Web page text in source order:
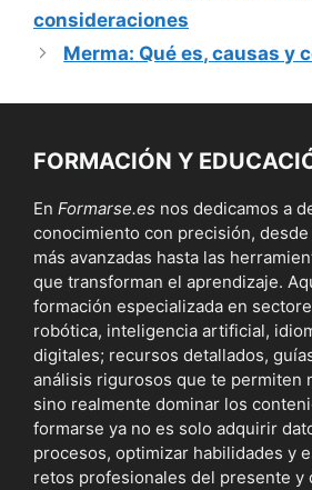
consideraciones
Merma: Qué es, causas y
FORMACIÓN Y
En Formarse.es nos dedicamos a
conocimiento con precisión,
más avanzadas hasta las
que transforman el aprendizaje.
formación especializada en
robótica, inteligencia artificial,
digitales; recursos detallados,
análisis rigurosos que te permiten
sino realmente dominar los
formarse ya no es solo adquirir
procesos, optimizar habilidades y
retos profesionales del presente y